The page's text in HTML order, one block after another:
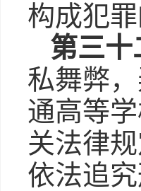
构成犯
第三十
私舞弊
通高等
关法律
依法追究